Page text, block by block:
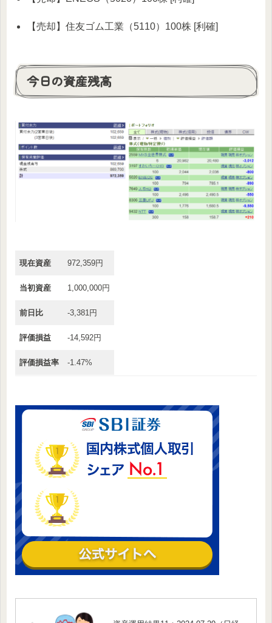
【売却】住友ゴム工業（5110）100株 [利確]
今日の資産残高
現在資産 972,359円
当初資産 1,000,000円
前日比 -3,381円
評価損益 -14,592円
評価損益率 -1.47%